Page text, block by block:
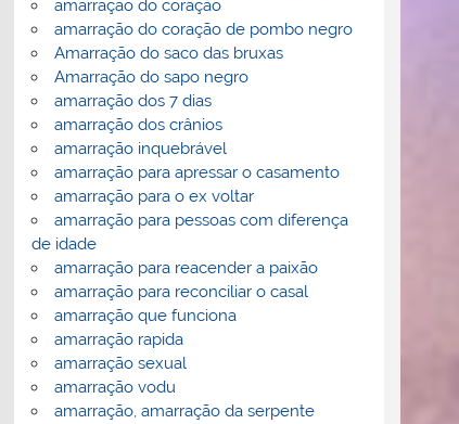
amarração do coração
amarração do coração de pombo negro
Amarração do saco das bruxas
Amarração do sapo negro
amarração dos 7 dias
amarração dos crânios
amarração inquebrável
amarração para apressar o casamento
amarração para o ex voltar
amarração para pessoas com diferença
de idade
amarração para reacender a paixão
amarração para reconciliar o casal
amarração que funciona
amarração rapida
amarração sexual
amarração vodu
amarração, amarração da serpente